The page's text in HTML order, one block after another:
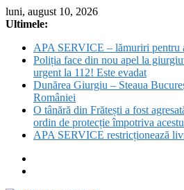
Skip
to
luni, august 10, 2026
Ultimele:
APA SERVICE – lămuriri pentru
Poliția face din nou apel la
urgent la 112! Este evadat
Dunărea Giurgiu – Steaua
României
O tânără din Frătești a fost
ordin de protecție împotriva
APA SERVICE restricționează